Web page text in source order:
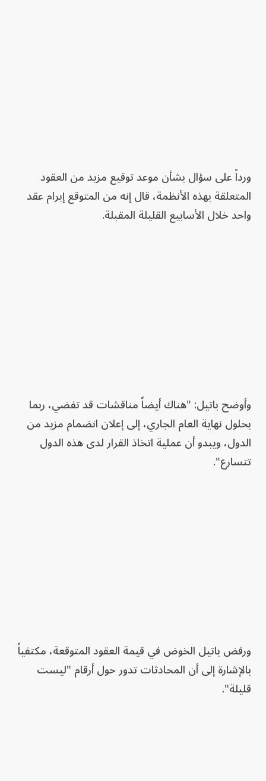
ورداً على سؤال بشأن موعد توقيع مزيد من العقود
المتعلقة بهذه الأنظمة، قال إنه من المتوقع إبرام عقد
واحد خلال الأسابيع القليلة المقبلة.
وأوضح باتيل: "هناك أيضاً مناقشات قد تفضي، ربما
بحلول نهاية العام الجاري، إلى إعلان انضمام مزيد من
الدول، ويبدو أن عملية اتخاذ القرار لدى هذه الدول
تتسارع".
ورفض باتيل الخوض في قيمة العقود المتوقعة، مكتفياً
بالإشارة إلى أن المحادثات تدور حول أرقام "ليست
قليلة".